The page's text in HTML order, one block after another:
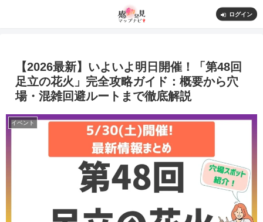
ログイン
【2026最新】いよいよ明日開催！「第48回
足立の花火」完全攻略ガイド：概要から穴
場・混雑回避ルートまで徹底解説
イベント